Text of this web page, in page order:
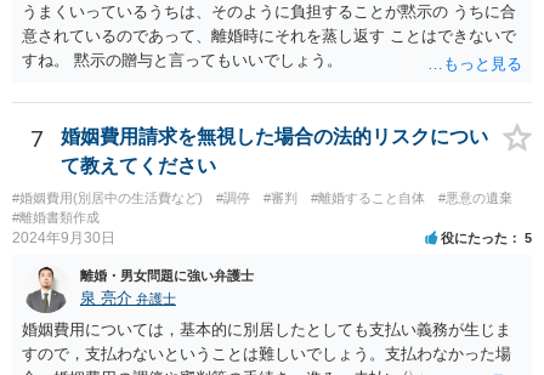
うまくいっているうちは、そのように負担することが黙示の うちに合
意されているのであって、離婚時にそれを蒸し返す ことはできないで
すね。 黙示の贈与と言ってもいいでしょう。
7
婚姻費用請求を無視した場合の法的リスクについ
て教えてください
#婚姻費用(別居中の生活費など) #調停 #審判 #離婚すること自体
#悪意の遺棄
#離婚書類作成
2024年9月30日 役にたった 5
離婚・男女問題に強い弁護士
泉 亮介 弁護士
婚姻費用については，基本的に別居したとしても支払い義務が生じま
すので，支払わないということは難しいでしょう。支払わなかった場